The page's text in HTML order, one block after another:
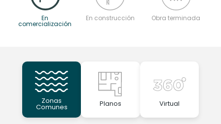
En
comercialización
En construcción Obra terminada
Zonas
Comunes Planos Virtual